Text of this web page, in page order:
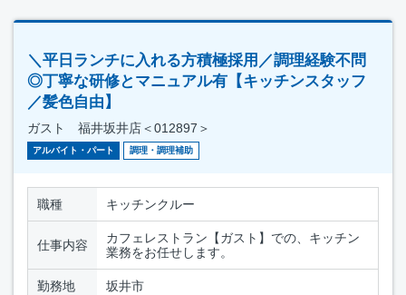
＼平日ランチに入れる方積極採用／調理経験不問
◎丁寧な研修とマニュアル有【キッチンスタッフ
／髪色自由】
ガスト 福井坂井店＜012897＞
アルバイト・パート 調理・調理補助
職種 キッチンクルー
仕事内容
カフェレストラン【ガスト】での、キッチン
業務をお任せします。
勤務地 坂井市